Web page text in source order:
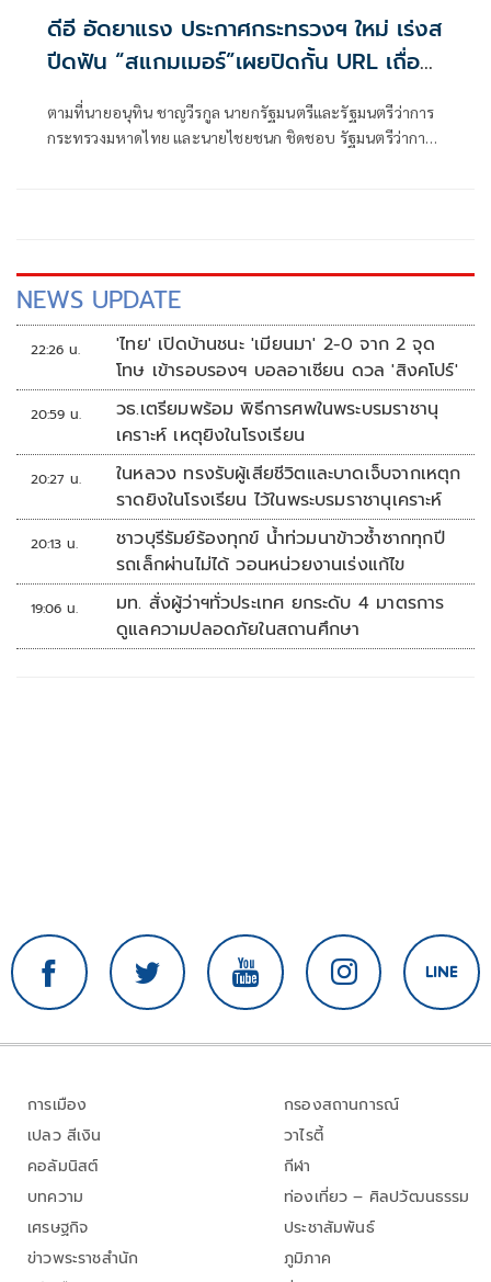
ดีอี อัดยาแรง ประกาศกระทรวงฯ ใหม่ เร่งส
ปีดฟัน “สแกมเมอร์”เผยปิดกั้น URL เถื่อน
แล้วกว่า 8.8 แสนรายการ
ตามที่นายอนุทิน ชาญวีรกูล นายกรัฐมนตรีและรัฐมนตรีว่าการ
กระทรวงมหาดไทย และนายไชยชนก ชิดชอบ รัฐมนตรีว่าการ
NEWS UPDATE
22:26 น.
'ไทย' เปิดบ้านชนะ 'เมียนมา' 2-0 จาก 2 จุด
โทษ เข้ารอบรองฯ บอลอาเซียน ดวล 'สิงคโปร์'
20:59 น.
วธ.เตรียมพร้อม พิธีการศพในพระบรมราชานุ
เคราะห์ เหตุยิงในโรงเรียน
20:27 น.
ในหลวง ทรงรับผู้เสียชีวิตและบาดเจ็บจากเหตุก
ราดยิงในโรงเรียน ไว้ในพระบรมราชานุเคราะห์
20:13 น.
ชาวบุรีรัมย์ร้องทุกข์ น้ำท่วมนาข้าวซ้ำซากทุกปี
รถเล็กผ่านไม่ได้ วอนหน่วยงานเร่งแก้ไข
19:06 น.
มท. สั่งผู้ว่าฯทั่วประเทศ ยกระดับ 4 มาตรการ
ดูแลความปลอดภัยในสถานศึกษา
การเมือง
เปลว สีเงิน
คอลัมนิสต์
บทความ
เศรษฐกิจ
ข่าวพระราชสำนัก
กรองสถานการณ์
วาไรตี้
กีฬา
ท่องเที่ยว – ศิลปวัฒนธรรม
ประชาสัมพันธ์
ภูมิภาค